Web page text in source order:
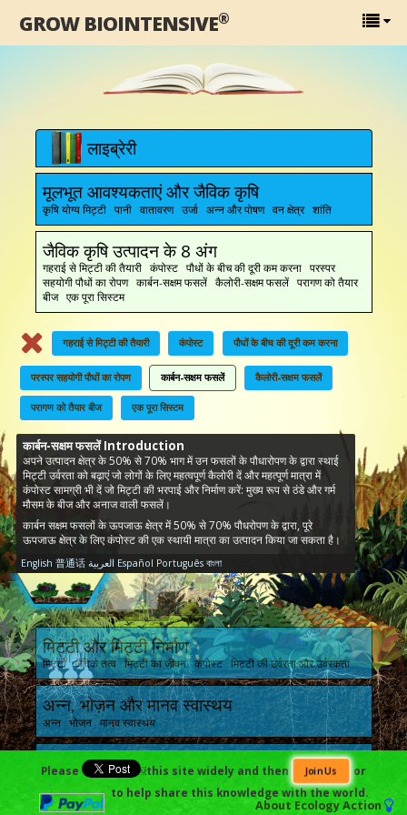
GROW BIOINTENSIVE®
लाइब्रेरी
मूलभूत आवश्यकताएं और जैविक कृषि
कृषि योग्य मिट्टी पानी वातावरण उर्जा अन्न और पोषण वन क्षेत्र शांति
जैविक कृषि उत्पादन के 8 अंग
गहराई से मिट्टी की तैयारी कंपोस्ट पौधों के बीच की दूरी कम करना परस्पर
सहयोगी पौधों का रोपण कार्बन-सक्षम फसलें कैलोरी-सक्षम फसलें परागण को तैयार
बीज एक पूरा सिस्टम
गहराई से मिट्टी की तैयारी कंपोस्ट पौधों के बीच की दूरी कम करना
परस्पर सहयोगी पौधों का रोपण कार्बन-सक्षम फसलें कैलोरी-सक्षम फसलें
परागण को तैयार बीज एक पूरा सिस्टम
कार्बन-सक्षम फसलें Introduction
अपने उत्पादन क्षेत्र के 50% से 70% भाग में उन फसलों के पौधारोपण के द्वारा स्थाई
मिट्टी उर्वरता को बढ़ाएं जो लोगों के लिए महत्वपूर्ण कैलोरी दें और महत्पूर्ण मात्रा में
कंपोस्ट सामग्री भी दें जो मिट्टी की भरपाई और निर्माण करें: मुख्य रूप से ठंडे और गर्म
मौसम के बीज और अनाज वाली फसलें।
कार्बन सक्षम फसलों के ऊपजाऊ क्षेत्र में 50% से 70% पौधरोपण के द्वारा, पूरे
ऊपजाऊ क्षेत्र के लिए कंपोस्ट की एक स्थायी मात्रा का उत्पादन किया जा सकता है।
English 普通话 العربية Español Português বাংলা
मिट्टी और मिट्टी निर्माण
मिट्टी जैविक तत्व मिट्टी का जीवन कंपोस्ट मिट्टी की उर्वरता और उर्वरकता
अन्न, भोज़न और मानव स्वास्थय
अन्न भोजन मानव स्वास्थय
बाग योज़ना, अर्थशास्त्र और मापनीयता
योजना आय और अर्थशास्त्र मापनीयता
Please ￼this site widely and then Join Us
or
to help share this knowledge with the world.
About Ecology Action